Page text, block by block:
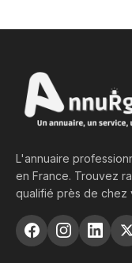
L'annuaire
en France. Trouvez
qualifié près de chez